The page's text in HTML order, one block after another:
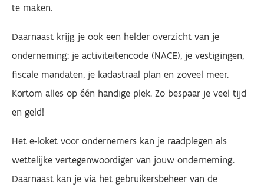
te maken.
Daarnaast krijg je ook een helder overzicht van je
onderneming: je activiteitencode (NACE), je vestigingen,
fiscale mandaten, je kadastraal plan en zoveel meer.
Kortom alles op één handige plek. Zo bespaar je veel tijd
en geld!
Het e-loket voor ondernemers kan je raadplegen als
wettelijke vertegenwoordiger van jouw onderneming.
Daarnaast kan je via het gebruikersbeheer van de